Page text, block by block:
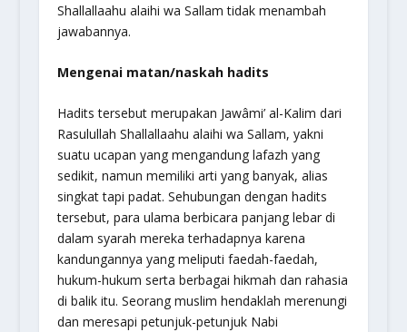
Shallallaahu alaihi wa Sallam tidak menambah
jawabannya.
Mengenai matan/naskah hadits
Hadits tersebut merupakan Jawâmi’ al-Kalim dari
Rasulullah Shallallaahu alaihi wa Sallam, yakni
suatu ucapan yang mengandung lafazh yang
sedikit, namun memiliki arti yang banyak, alias
singkat tapi padat. Sehubungan dengan hadits
tersebut, para ulama berbicara panjang lebar di
dalam syarah mereka terhadapnya karena
kandungannya yang meliputi faedah-faedah,
hukum-hukum serta berbagai hikmah dan rahasia
di balik itu. Seorang muslim hendaklah merenungi
dan meresapi petunjuk-petunjuk Nabi